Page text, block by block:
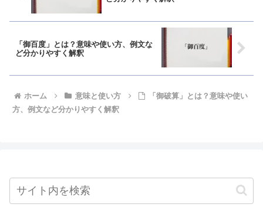
「御百度」とは？意味や使い方、例文な
ど分かりやすく解釈
ホーム 意味と使い方
「御破算」とは？意味や使い
方、例文など分かりやすく解釈